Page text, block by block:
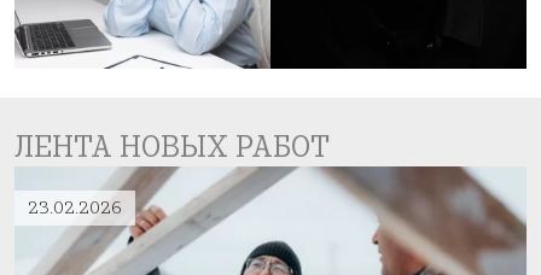
ЛЕНТА НОВЫХ РАБОТ
18.01.2026